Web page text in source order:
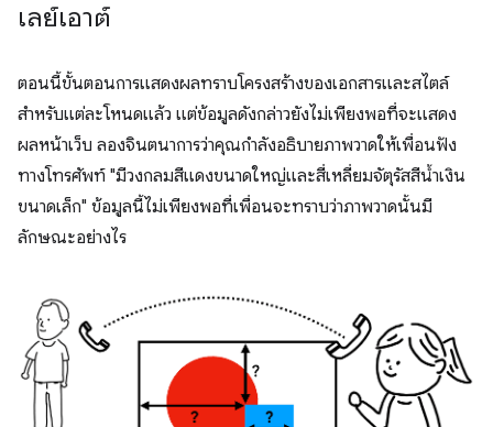
เลย์เอาต์
ตอนนี้ขั้นตอนการแสดงผลทราบโครงสร้างของเอกสารและสไตล์
สำหรับแต่ละโหนดแล้ว แต่ข้อมูลดังกล่าวยังไม่เพียงพอที่จะแสดง
ผลหน้าเว็บ ลองจินตนาการว่าคุณกำลังอธิบายภาพวาดให้เพื่อนฟัง
ทางโทรศัพท์ "มีวงกลมสีแดงขนาดใหญ่และสี่เหลี่ยมจัตุรัสสีน้ำเงิน
ขนาดเล็ก" ข้อมูลนี้ไม่เพียงพอที่เพื่อนจะทราบว่าภาพวาดนั้นมี
ลักษณะอย่างไร